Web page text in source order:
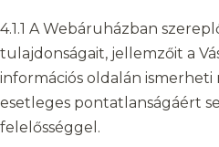
4.1.1 A Webáruházban
tulajdonságait, jellemzőit a
információs oldalán ismerheti
esetleges pontatlanságáért
felelősséggel.